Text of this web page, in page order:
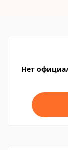
Нет